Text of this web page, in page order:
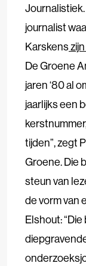
journalist
Karskens
De Groene
jaren ‘80 al
jaarlijks een
tijden”, zegt
Groene. Die
steun van
de vorm van
Elshout: